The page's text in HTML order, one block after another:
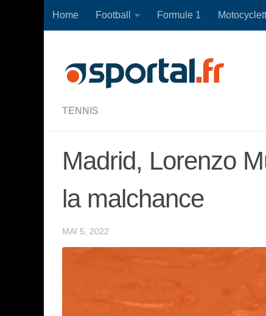
Skip to content
Home Football Formule 1
TENNIS
Madrid, Lorenzo
la malchance
MAI 5, 2022